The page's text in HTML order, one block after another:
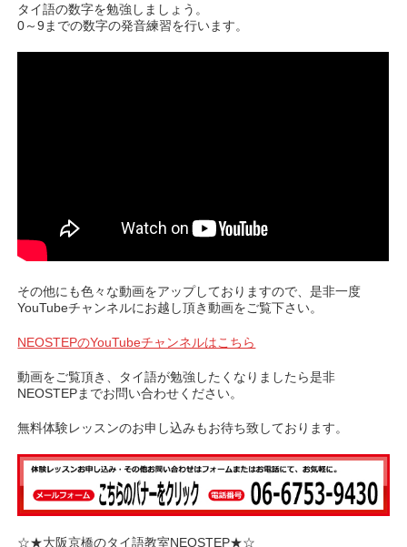
タイ語の数字を勉強しましょう。
0～9までの数字の発音練習を行います。
その他にも色々な動画をアップしておりますので、是非一度
YouTubeチャンネルにお越し頂き動画をご覧下さい。
NEOSTEPのYouTubeチャンネルはこちら
動画をご覧頂き、タイ語が勉強したくなりましたら是非
NEOSTEPまでお問い合わせください。
無料体験レッスンのお申し込みもお待ち致しております。
☆★大阪京橋のタイ語教室NEOSTEP★☆